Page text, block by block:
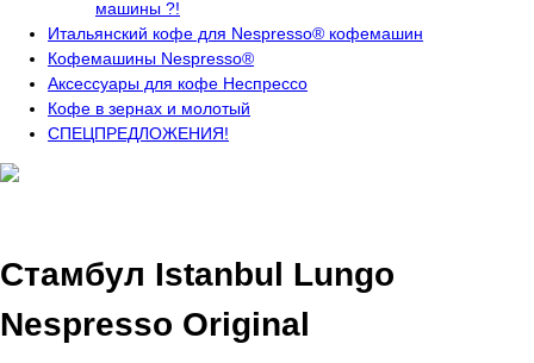
машины ?!
Итальянский кофе для Nespresso® кофемашин
Кофемашины Nespresso®
Аксессуары для кофе Неспрессо
Кофе в зернах и молотый
СПЕЦПРЕДЛОЖЕНИЯ!
Стамбул Istanbul Lungo
Nespresso Original